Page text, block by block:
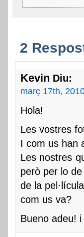
2
Kevin Diu:
març 17th,
Hola!
Les vostres
I com us han
Les nostres
però per lo
de la
com us va?
Bueno adeu!